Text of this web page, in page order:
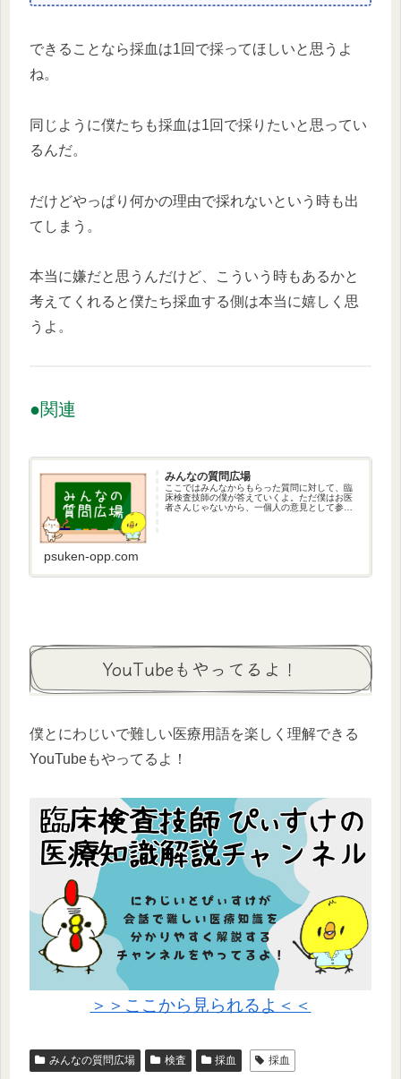
できることなら採血は1回で採ってほしいと思うよ
ね。
同じように僕たちも採血は1回で採りたいと思ってい
るんだ。
だけどやっぱり何かの理由で採れないという時も出
てしまう。
本当に嫌だと思うんだけど、こういう時もあるかと
考えてくれると僕たち採血する側は本当に嬉しく思
うよ。
●関連
みんなの質問広場
ここではみんなからもらった質問に対して、臨
床検査技師の僕が答えていくよ。ただ僕はお医
者さんじゃないから、一個人の意見として参考
psuken-opp.com
YouTubeもやってるよ！
僕とにわじいで難しい医療用語を楽しく理解できる
YouTubeもやってるよ！
＞＞ここから見られるよ＜＜
みんなの質問広場 検査 採血 採血